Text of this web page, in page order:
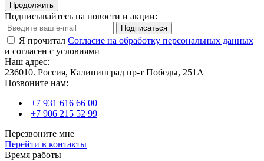
Продолжить
Подписывайтесь на новости и акции:
Подписаться
Я прочитал Согласие на обработку персональных данных
и согласен с условиями
Наш адрес:
236010. Россия, Калининград пр-т Победы, 251А
Позвоните нам:
+7 931 616 66 00
+7 906 215 52 99
Перезвоните мне
Перейти в контакты
Время работы